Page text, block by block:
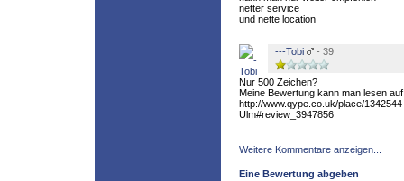
netter service
und nette location
---Tobi - 39
Nur 500 Zeichen?
Meine Bewertung kann man lesen
http://www.qype.co.uk/place/
Ulm#review_3947856
Weitere Kommentare anzeigen...
Eine Bewertung abgeben